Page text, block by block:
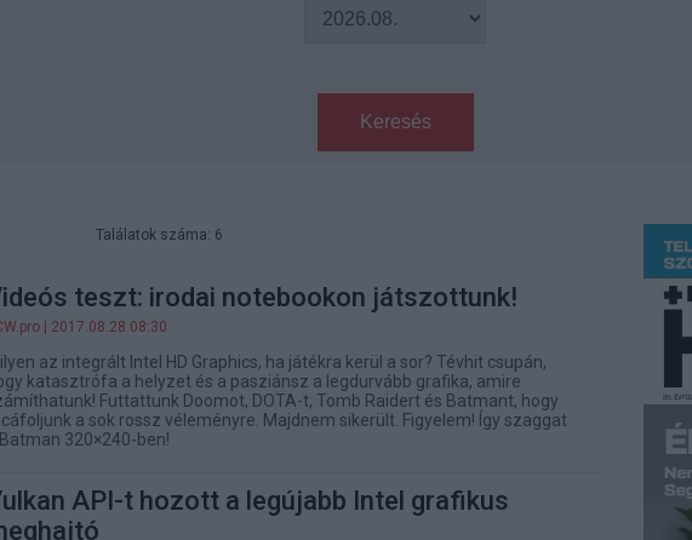
Keresés
Találatok száma: 6
teszt: irodai notebookon játszottunk!
| 2017.08.28 08:30
az integrált Intel HD Graphics, ha játékra kerül a sor? Tévhit csupán,
katasztrófa a helyzet és a pasziánsz a legdurvább grafika, amire
Futtattunk Doomot, DOTA-t, Tomb Raidert és Batmant, hogy
a sok rossz véleményre. Majdnem sikerült. Figyelem! Így szaggat
320×240-ben!
API-t hozott a legújabb Intel grafikus